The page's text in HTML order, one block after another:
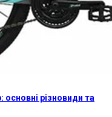
різновиди та